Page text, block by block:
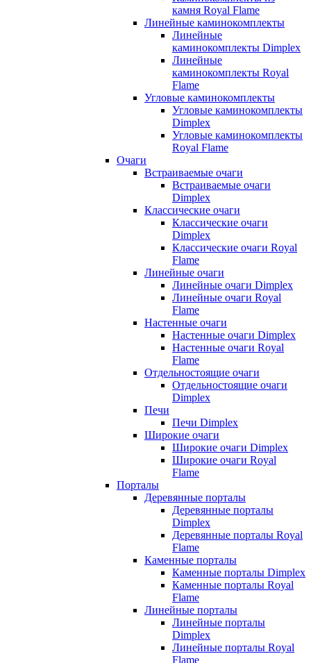
камня Royal Flame
Линейные каминокомплекты
Линейные
каминокомплекты Dimplex
Линейные
каминокомплекты Royal
Flame
Угловые каминокомплекты
Угловые каминокомплекты
Dimplex
Угловые каминокомплекты
Royal Flame
Очаги
Встраиваемые очаги
Встраиваемые очаги
Dimplex
Классические очаги
Классические очаги
Dimplex
Классические очаги Royal
Flame
Линейные очаги
Линейные очаги Dimplex
Линейные очаги Royal
Flame
Настенные очаги
Настенные очаги Dimplex
Настенные очаги Royal
Flame
Отдельностоящие очаги
Отдельностоящие очаги
Dimplex
Печи
Печи Dimplex
Широкие очаги
Широкие очаги Dimplex
Широкие очаги Royal
Flame
Порталы
Деревянные порталы
Деревянные порталы
Dimplex
Деревянные порталы Royal
Flame
Каменные порталы
Каменные порталы Dimplex
Каменные порталы Royal
Flame
Линейные порталы
Линейные порталы
Dimplex
Линейные порталы Royal
Flame